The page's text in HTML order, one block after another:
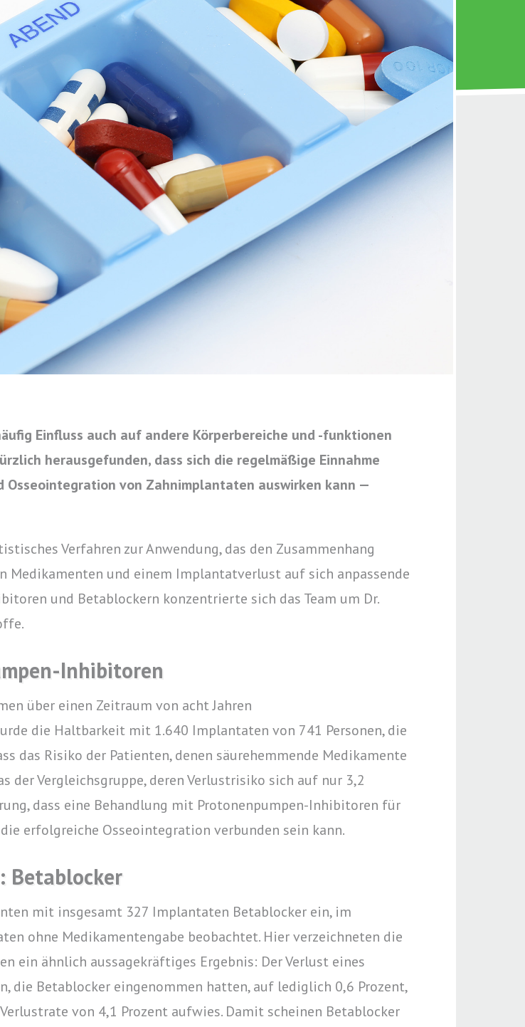
Einfluss auch auf andere Körperbereiche und -funktionen
herausgefunden, dass sich die regelmäßige Einnahme
von Zahnimplantaten auswirken kann —
Verfahren zur Anwendung, das den Zusammenhang
Medikamenten und einem Implantatverlust auf sich anpassende
und Betablockern konzentrierte sich das Team um Dr.
Inhibitoren
über einen Zeitraum von acht Jahren
die Haltbarkeit mit 1.640 Implantaten von 741 Personen, die
das Risiko der Patienten, denen säurehemmende Medikamente
der Vergleichsgruppe, deren Verlustrisiko sich auf nur 3,2
dass eine Behandlung mit Protonenpumpen-Inhibitoren für
erfolgreiche Osseointegration verbunden sein kann.
Betablocker
mit insgesamt 327 Implantaten Betablocker ein, im
ohne Medikamentengabe beobachtet. Hier verzeichneten die
ein ähnlich aussagekräftiges Ergebnis: Der Verlust eines
die Betablocker eingenommen hatten, auf lediglich 0,6 Prozent,
von 4,1 Prozent aufwies. Damit scheinen Betablocker